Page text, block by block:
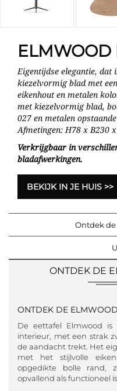
ELMWOOD
Eigentijdse elegantie,
kiezelvormig blad met
eikenhout en metalen
met kiezelvormig blad,
027 en metalen
Afmetingen: H78 x B230
Verkrijgbaar in
bladafwerkingen.
BEKIJK IN JE HUIS
Ontdek
ONTDEK DE
ONTDEK DE
De eettafel Elmwood
interieur, met een strak
de aandacht trekt. Het
met het stijlvolle
opgedikte bolle rand,
opvallend als functioneel is.